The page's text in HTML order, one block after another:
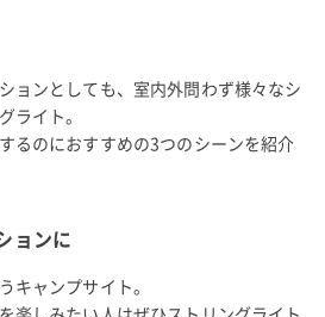
ョンとしても、室内外問わず様々なシ
ライト。
るのにおすすめの3つのシーンを紹介
ョンに
キャンプサイト。